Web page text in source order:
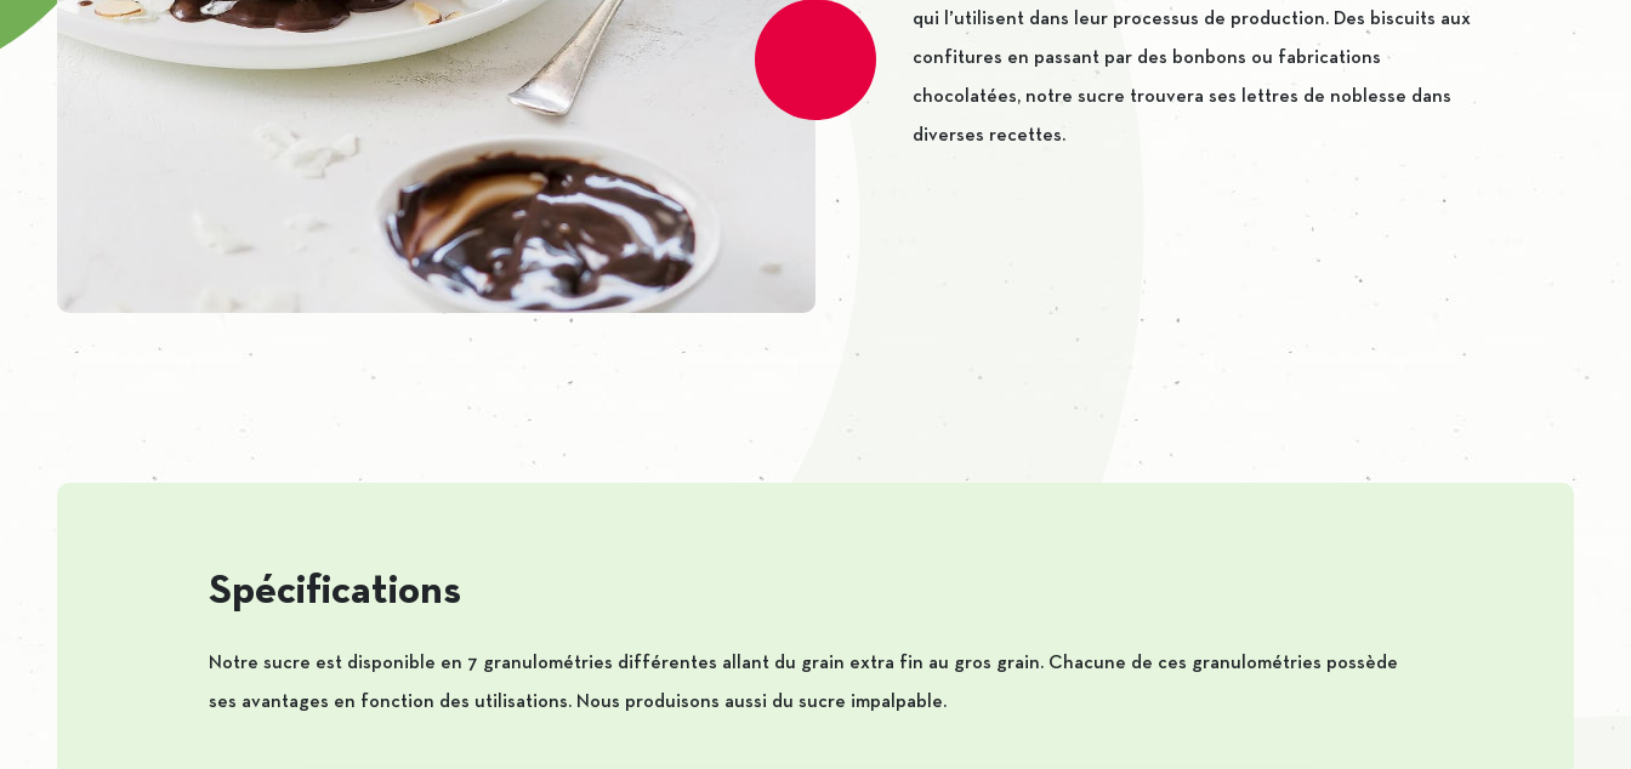
qui l’utilisent dans leur processus de production. Des biscuits aux
confitures en passant par des bonbons ou fabrications
chocolatées, notre sucre trouvera ses lettres de noblesse dans
diverses recettes.
Spécifications
Notre sucre est disponible en 7 granulométries différentes allant du grain extra fin au gros grain. Chacune de ces granulométries possède
ses avantages en fonction des utilisations. Nous produisons aussi du sucre impalpable.